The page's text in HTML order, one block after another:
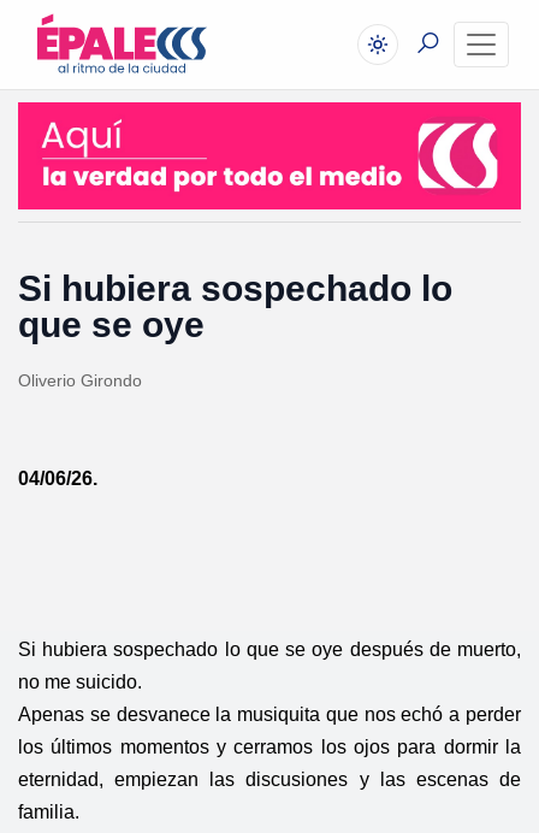
Si hubiera sospechado lo
que se oye
Oliverio Girondo
04/06/26.
Si hubiera sospechado lo que se oye después de muerto,
no me suicido.
Apenas se desvanece la musiquita que nos echó a perder
los últimos momentos y cerramos los ojos para dormir la
eternidad, empiezan las discusiones y las escenas de
familia.